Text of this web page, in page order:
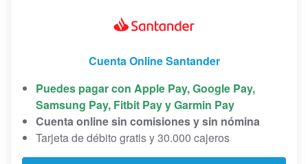
Cuenta Online Santander
Puedes pagar con Apple Pay, Google Pay,
Samsung Pay, Fitbit Pay y Garmin Pay
Cuenta online sin comisiones y sin nómina
Tarjeta de débito gratis y 30.000 cajeros